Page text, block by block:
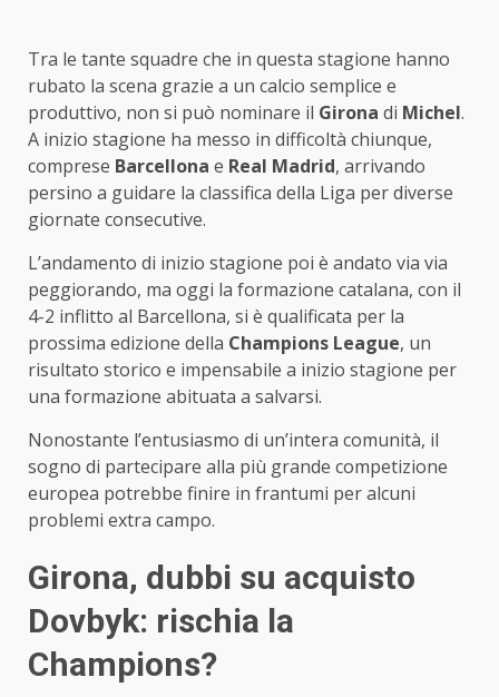
Tra le tante squadre che in questa stagione hanno
rubato la scena grazie a un calcio semplice e
produttivo, non si può nominare il Girona di Michel.
A inizio stagione ha messo in difficoltà chiunque,
comprese Barcellona e Real Madrid, arrivando
persino a guidare la classifica della Liga per diverse
giornate consecutive.
L’andamento di inizio stagione poi è andato via via
peggiorando, ma oggi la formazione catalana, con il
4-2 inflitto al Barcellona, si è qualificata per la
prossima edizione della Champions League, un
risultato storico e impensabile a inizio stagione per
una formazione abituata a salvarsi.
Nonostante l’entusiasmo di un’intera comunità, il
sogno di partecipare alla più grande competizione
europea potrebbe finire in frantumi per alcuni
problemi extra campo.
Girona, dubbi su acquisto
Dovbyk: rischia la
Champions?